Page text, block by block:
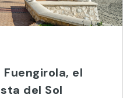
el
del Sol